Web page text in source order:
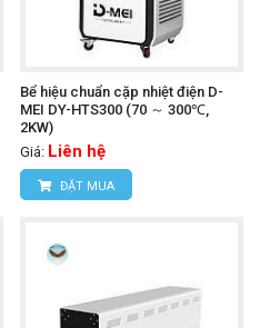
Bể hiệu chuẩn cặp nhiệt điện D-
MEI DY-HTS300 (70 ～ 300℃,
2KW)
Giá: Liên hệ
ĐẶT MUA